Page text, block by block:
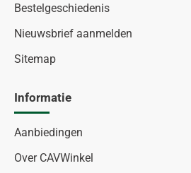
Bestelgeschiedenis
Nieuwsbrief aanmelden
Sitemap
Informatie
Aanbiedingen
Over CAVWinkel